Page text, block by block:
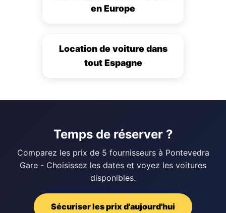
en Europe
Location de voiture dans
tout Espagne
Temps de réserver ?
Comparez les prix de 5 fournisseurs à Pontevedra
Gare - Choisissez les dates et voyez les voitures
disponibles.
Sécuriser les prix d'aujourd'hui